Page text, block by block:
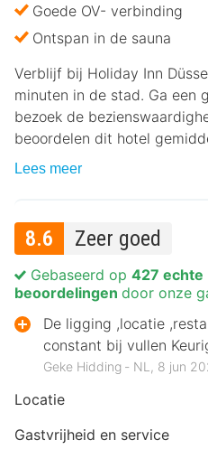
Goede OV- verbinding
Ontspan in de sauna
Verblijf bij Holiday Inn
minuten in de stad. Ga een
bezoek de
beoordelen dit hotel
Lees meer
8.6 Zeer goed
Locatie
Gastvrijheid en service
Gebaseerd op 427 echte
beoordelingen door onze
De ligging ,locatie
constant bij vullen
Geke Hidding ‐ NL, 8 jun